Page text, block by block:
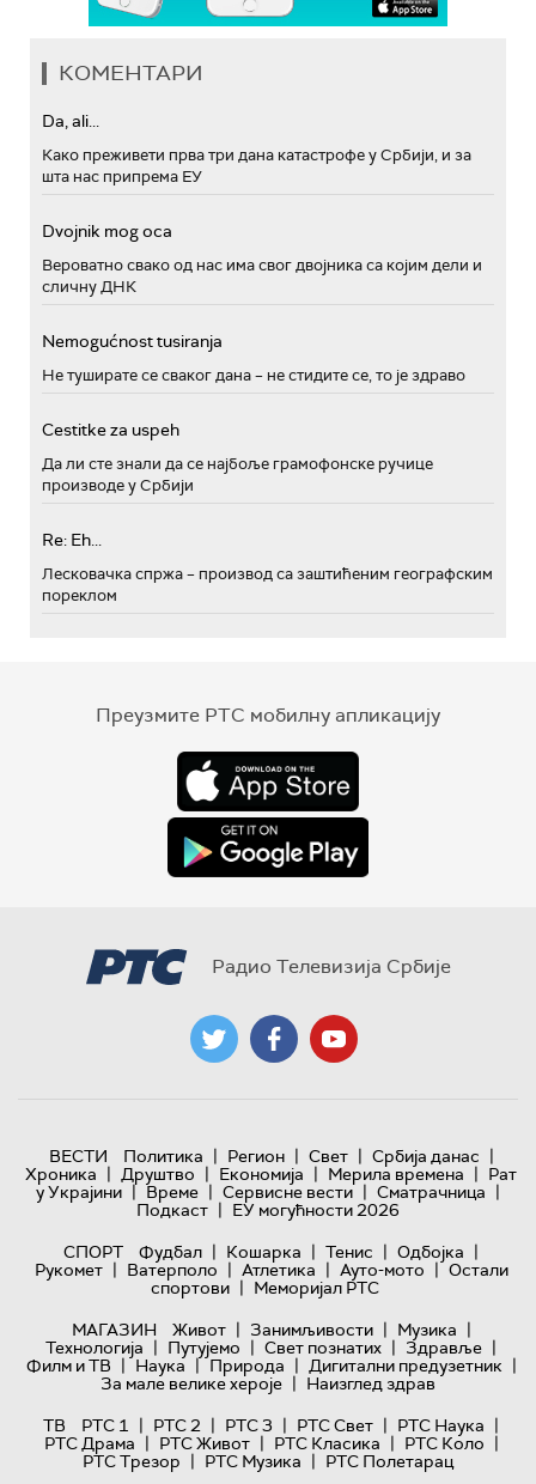
КОМЕНТАРИ
Da, ali...
Како преживети прва три дана катастрофе у Србији, и за
шта нас припрема ЕУ
Dvojnik mog oca
Вероватно свако од нас има свог двојника са којим дели и
сличну ДНК
Nemogućnost tusiranja
Не туширате се сваког дана – не стидите се, то је здраво
Cestitke za uspeh
Да ли сте знали да се најбоље грамофонске ручице
производе у Србији
Re: Eh...
Лесковачка спржа – производ са заштићеним географским
пореклом
Преузмите РТС мобилну апликацију
Радио Телевизија Србије
ВЕСТИ Политика | Регион | Свет | Србија данас |
Хроника | Друштво | Економија | Мерила времена | Рат
у Украјини | Време | Сервисне вести | Сматрачница |
Подкаст | ЕУ могућности 2026
СПОРТ
Фудбал | Кошарка | Тенис | Одбојка |
Рукомет | Ватерполо | Атлетика | Ауто-мото | Остали
спортови | Меморијал РТС
МАГАЗИН
Живот | Занимљивости | Музика |
Технологијa | Путујемо | Свет познатих | Здравље |
Филм и ТВ | Наука | Природа | Дигитални предузетник |
За мале велике хероје | Наизглед здрав
ТВ
РТС 1 | РТС 2 | РТС 3 | РТС Свет | РТС Наука |
РТС Драма | РТС Живот | РТС Класика | РТС Коло |
РТС Трезор | РТС Музика | РТС Полетарац